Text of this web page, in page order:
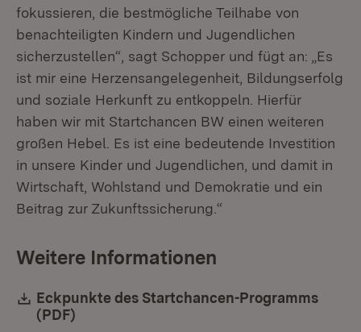
fokussieren, die bestmögliche Teilhabe von
benachteiligten Kindern und Jugendlichen
sicherzustellen“, sagt Schopper und fügt an: „Es
ist mir eine Herzensangelegenheit, Bildungserfolg
und soziale Herkunft zu entkoppeln. Hierfür
haben wir mit Startchancen BW einen weiteren
großen Hebel. Es ist eine bedeutende Investition
in unsere Kinder und Jugendlichen, und damit in
Wirtschaft, Wohlstand und Demokratie und ein
Beitrag zur Zukunftssicherung.“
Weitere Informationen
Download:
Eckpunkte des Startchancen-Programms
(PDF)